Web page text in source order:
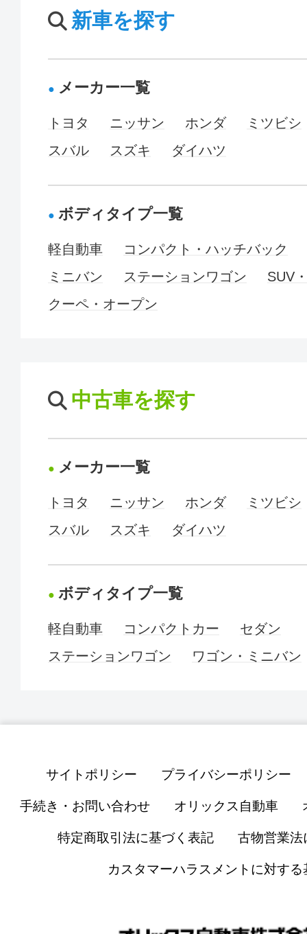
新車を探す
メーカー一覧
トヨタ ニッサン ホンダ
ミツビシ
スバル
スズキ ダイハツ
ボディタイプ一覧
軽自動車
コンパクト・ハッチバック
ミニバン
ステーションワゴン
SUV
クーペ・オープン
中古車を探す
メーカー一覧
トヨタ ニッサン ホンダ
ミツビシ
スバル
スズキ ダイハツ
ボディタイプ一覧
軽自動車 コンパクトカー
セダン
ステーションワゴン
ワゴン・ミニバン
サイトポリシー プライバシーポリシー
手続き・お問い合わせ オリックス自動車
特定商取引法に基づく表記 古物営業法
カスタマーハラスメントに対する